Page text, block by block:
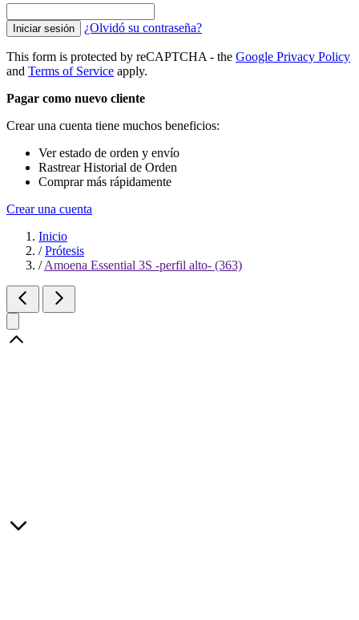
Iniciar sesión ¿Olvidó su contraseña?
This form is protected by reCAPTCHA - the Google Privacy Policy
and Terms of Service apply.
Pagar como nuevo cliente
Crear una cuenta tiene muchos beneficios:
Ver estado de orden y envío
Rastrear Historial de Orden
Comprar más rápidamente
Crear una cuenta
Inicio
/ Prótesis
/ Amoena Essential 3S -perfil alto- (363)